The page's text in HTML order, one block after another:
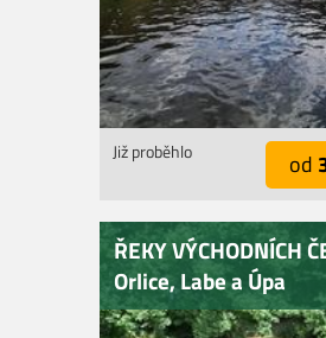
Již proběhlo od
ŘEKY VÝCHODNÍCH
Orlice, Labe a Úpa